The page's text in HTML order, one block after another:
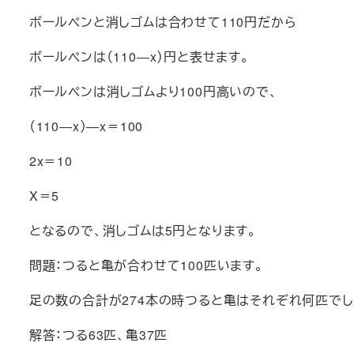
ボールペンと消しゴムは合わせて110円だから
ボールペンは（110―x）円と表せます。
ボールペンは消しゴムより100円高いので、
（110―x）―x＝100
2x＝10
X＝5
となるので、消しゴムは5円となります。
問題：つると亀が合わせて100匹います。
足の数の合計が274本の時つると亀はそれぞれ何匹で
解答：つる63匹、亀37匹